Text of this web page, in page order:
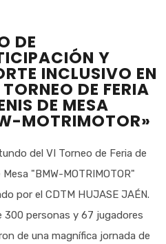
DE
Y
INCLUSIVO EN
DE FERIA
DE MESA
MOTRIMOTOR»
del VI Torneo de Feria de
"BMW-MOTRIMOTOR"
por el CDTM HUJASE JAÉN.
300 personas y 67 jugadores
de una magnífica jornada de